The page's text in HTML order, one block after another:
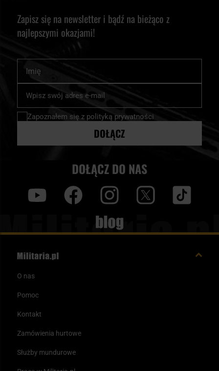
Zapisz się na newsletter i bądź na bieżąco z
najlepszymi okazjami!
nasz
newsletter:
Zapoznałem się z polityką prywatności
DOŁĄCZ
DOŁĄCZ DO NAS
Blog
O nas
Pomoc
Kontakt
Zamówienia hurtowe
Służby mundurowe